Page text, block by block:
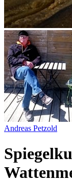
Andreas Petzold